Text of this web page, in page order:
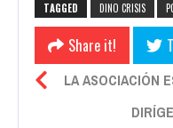
TAGGED DINO CRISIS
Share it!
LA ASOCIACIÓN